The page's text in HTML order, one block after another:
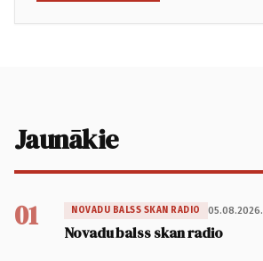
Jaunākie
01 NOVADU BALSS SKAN RADIO 05.08.2026.
Novadu balss skan radio